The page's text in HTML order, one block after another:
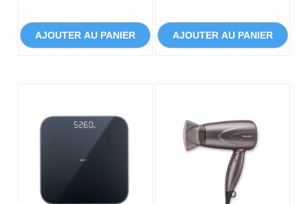
AJOUTER AU PANIER AJOUTER AU PANIER